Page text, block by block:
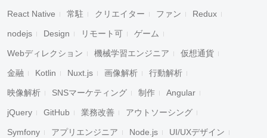
React Native 常駐 クリエイター ファン Redux
nodejs Design リモート可 ゲーム
Webディレクション 機械学習エンジニア 仮想通貨
金融 Kotlin Nuxt.js 画像解析 行動解析
映像解析 SNSマーケティング 制作 Angular
jQuery GitHub 業務改善 アウトソーシング
Symfony アプリエンジニア Node.js UI/UXデザイン